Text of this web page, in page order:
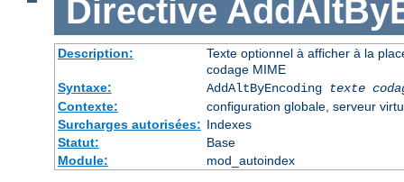
Directive
Description:
Texte optionnel à afficher à la
codage MIME
Syntaxe:
AddAltByEncoding texte
Contexte:
configuration globale, serveur
Surcharges autorisées: Indexes
Statut:
Base
Module:
mod_autoindex